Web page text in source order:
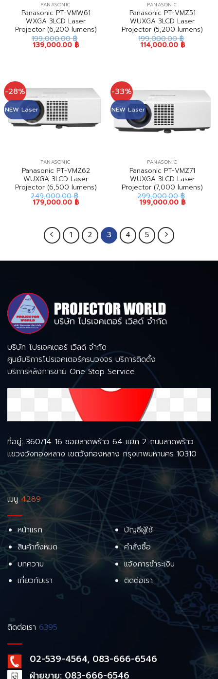
PANASONIC
Panasonic PT-VMW61
WXGA 3LCD Laser
Projector (6,200 lumens)
199,000.00฿
139,000.00 ฿
PANASONIC
Panasonic PT-VMZ51
WUXGA 3LCD Laser
Projector (5,200 lumens)
199,000.00฿
114,000.00 ฿
-28%
NEW Laser
PANASONIC
Panasonic PT-VMZ62
WUXGA 3LCD Laser
Projector (6,500 lumens)
249,000.00฿
179,000.00 ฿
-33%
NEW Laser
PANASONIC
Panasonic PT-VMZ71
WUXGA 3LCD Laser
Projector (7,000 lumens)
299,000.00฿
199,000.00 ฿
1 2 3 4 5
บริษัท โปรเจคเตอร์ เวิลด์ จำกัด
ศูนย์บริการโปรเจคเตอร์ครบวงจร บริการติดตั้ง
บริการหลังการขาย One Stop Service
ที่อยู่: 360/14-16 ซอยลาดพร้าว 64 แยก 2 ถนนลาดพร้าว
แขวงวังทองหลาง เขตวังทองหลาง กรุงเทพมหานคร 10310
เมนู4289
หน้าแรก
สินค้าทั้งหมด
บทความ
เกี่ยวกับเรา
บัญชีผู้ใช้
คำสั่งซื้อ
แจ้งการชำระเงิน
ติดต่อเรา
ติดต่อเรา 6395
02-539-4564, 083-666-6546
ฝ่ายขาย: 083-666-6546